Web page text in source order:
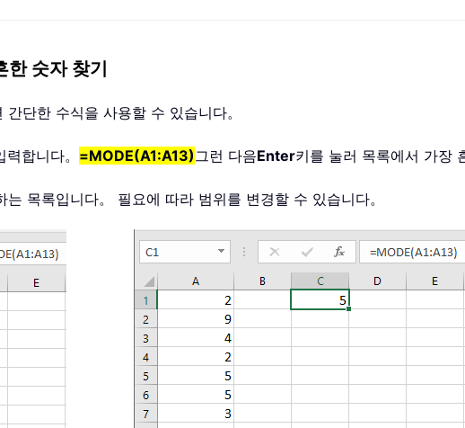
한 숫자 찾기
단한 수식을 사용할 수 있습니다。
합니다。 =MODE(A1:A13)그런 다음Enter키를 눌러 목록에서 가장
목록입니다。 필요에 따라 범위를 변경할 수 있습니다。